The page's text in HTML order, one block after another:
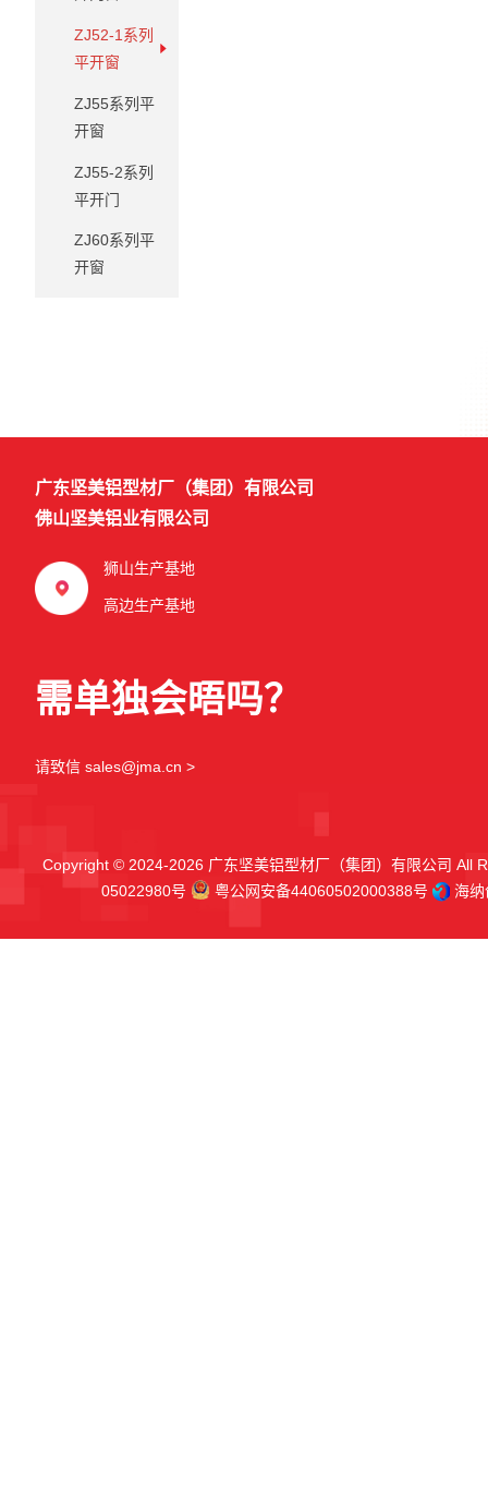
ZJ52-1系列
平开窗
ZJ55系列平
开窗
ZJ55-2系列
平开门
ZJ60系列平
开窗
广东坚美铝型材厂（集团）有限公司
佛山坚美铝业有限公司
狮山生产基地
高边生产基地
需单独会晤吗？
请致信 sales@jma.cn >
Copyright © 2024-2026 广东坚美铝型材厂（集团）有限公司 All
05022980号
粤公网安备44060502000388号 海纳